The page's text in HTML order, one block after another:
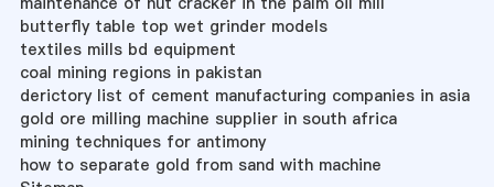
butterfly table top wet grinder models
textiles mills bd equipment
coal mining regions in pakistan
derictory list of cement manufacturing companies in asia
gold ore milling machine supplier in south africa
mining techniques for antimony
how to separate gold from sand with machine